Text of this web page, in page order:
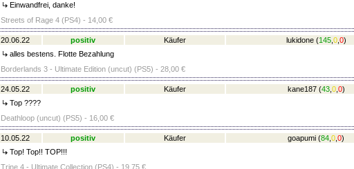
Einwandfrei, danke!
Streets of Rage 4 (PS4) - 14,00 €
20.06.22 positiv Käufer lukidone (145, 0, 0)
alles bestens. Flotte Bezahlung
Borderlands 3 - Ultimate Edition (uncut) (PS5) - 28,00 €
24.05.22 positiv Käufer kane187 (43, 0, 0)
Top ????
Deathloop (uncut) (PS5) - 16,00 €
10.05.22 positiv Käufer goapumi (84 0 0)
Top! Top!! TOP!!!
Trine 4 - Ultimate Collection (PS4) - 19,75 €